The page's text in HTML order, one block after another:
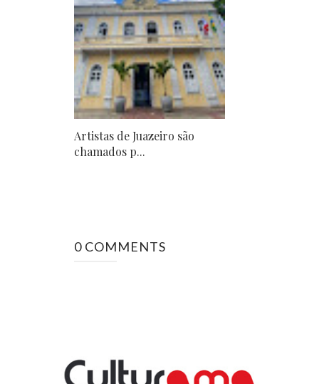
Artistas de Juazeiro são
chamados p...
0 COMMENTS